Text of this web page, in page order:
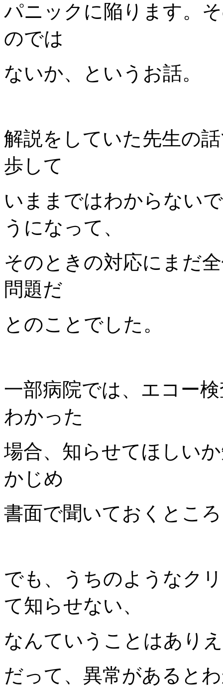
パニックに陥ります。
のでは
ないか、というお話。
解説をしていた先生の
歩して
いままではわからない
うになって、
そのときの対応にまだ
問題だ
とのことでした。
一部病院では、エコー
わかった
場合、知らせてほしい
かじめ
書面で聞いておくとこ
でも、うちのようなク
て知らせない、
なんていうことはあり
だって、異常があると